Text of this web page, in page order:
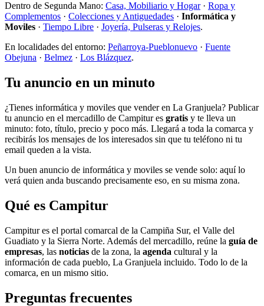
Dentro de Segunda Mano: Casa, Mobiliario y Hogar· Ropa y
Complementos · Colecciones y Antiguedades · Informática y
Moviles · Tiempo Libre · Joyería, Pulseras y Relojes.
En localidades del entorno: Peñarroya-Pueblonuevo · Fuente
Obejuna · Belmez · Los Blázquez.
Tu anuncio en un minuto
¿Tienes informática y moviles que vender en La Granjuela? Publicar
tu anuncio en el mercadillo de Campitur es gratis y te lleva un
minuto: foto, título, precio y poco más. Llegará a toda la comarca y
recibirás los mensajes de los interesados sin que tu teléfono ni tu
email queden a la vista.
Un buen anuncio de informática y moviles se vende solo: aquí lo
verá quien anda buscando precisamente eso, en su misma zona.
Qué es Campitur
Campitur es el portal comarcal de la Campiña Sur, el Valle del
Guadiato y la Sierra Norte. Además del mercadillo, reúne la guía de
empresas, las noticias de la zona, la agenda cultural y la
información de cada pueblo, La Granjuela incluido. Todo lo de la
comarca, en un mismo sitio.
Preguntas frecuentes